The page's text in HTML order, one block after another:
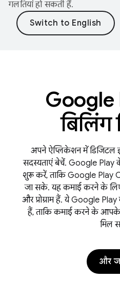
गलतियां हो सकती हैं.
Google
बिलिंग
अपने ऐप्लिकेशन में डिजिटल
सदस्यताएं बेचें. Google Play
शुरू करें, ताकि Google Play
जा सके. यह कमाई करने के लिए
और प्रोग्राम हैं. ये Google
हैं, ताकि कमाई करने के आपके
मिल
और